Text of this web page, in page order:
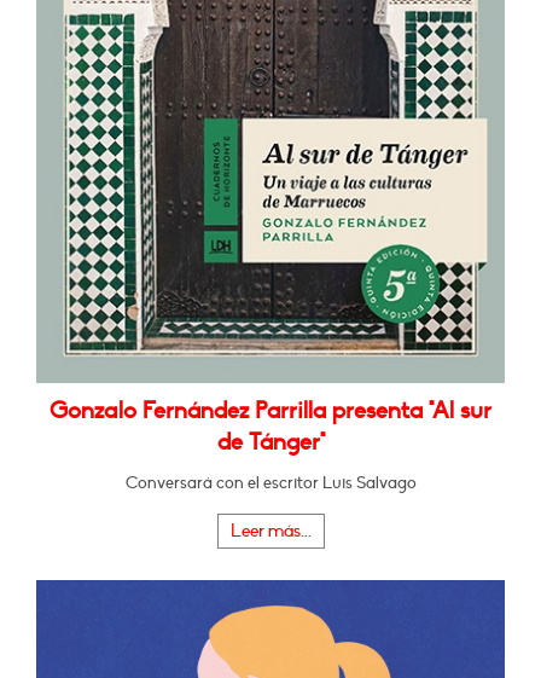
Gonzalo Fernández Parrilla presenta "Al sur
de Tánger"
Conversará con el escritor Luis Salvago
Leer más...